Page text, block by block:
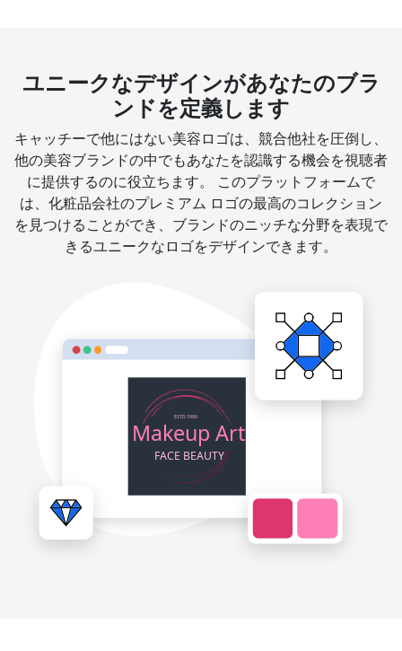
ユニークなデザインがあなたのブラ
ンドを定義します
キャッチーで他にはない美容ロゴは、競合他社を圧倒し、
他の美容ブランドの中でもあなたを認識する機会を視聴者
に提供するのに役立ちます。 このプラットフォームで
は、化粧品会社のプレミアム ロゴの最高のコレクション
を見つけることができ、ブランドのニッチな分野を表現で
きるユニークなロゴをデザインできます。